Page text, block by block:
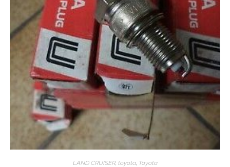
LAND CRUISER, toyota, Toyota